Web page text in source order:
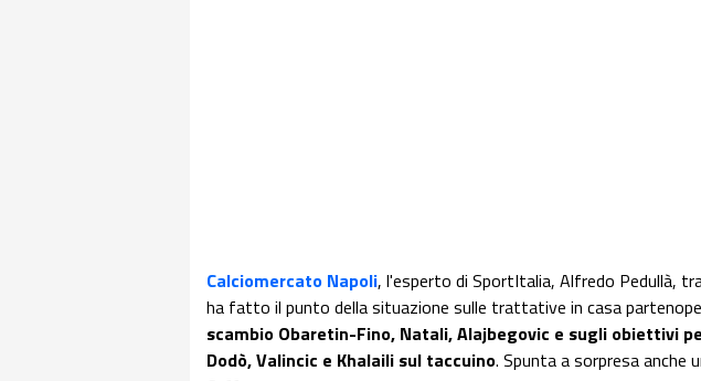
Calciomercato Napoli, l'esperto di SportItalia, Alfredo Pedullà,
ha fatto il punto della situazione sulle trattative in casa
scambio Obaretin-Fino, Natali, Alajbegovic e sugli obiettivi
Dodò, Valincic e Khalaili sul taccuino. Spunta a sorpresa anche